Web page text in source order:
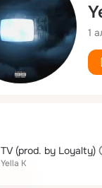
1
TV (prod. by Loyalty)
Yella K